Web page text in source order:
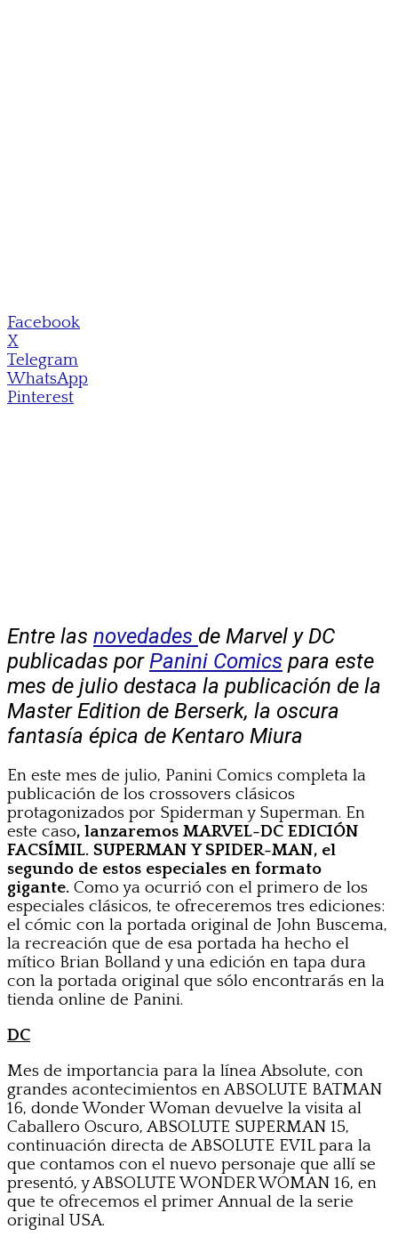
Facebook
X
Telegram
WhatsApp
Pinterest
Entre las novedades de Marvel y DC
publicadas porPanini Comics para este
mes de julio destaca la publicación de la
Master Edition de Berserk, la oscura
fantasía épica de Kentaro Miura
En este mes de julio, Panini Comics completa la
publicación de los crossovers clásicos
protagonizados por Spiderman y Superman. En
este caso, lanzaremos MARVEL-DC EDICIÓN
FACSÍMIL. SUPERMAN Y SPIDER-MAN, el
segundo de estos especiales en formato
gigante. Como ya ocurrió con el primero de los
especiales clásicos, te ofreceremos tres ediciones:
el cómic con la portada original de John Buscema,
la recreación que de esa portada ha hecho el
mítico Brian Bolland y una edición en tapa dura
con la portada original que sólo encontrarás en la
tienda online de Panini.
DC
Mes de importancia para la línea Absolute, con
grandes acontecimientos en ABSOLUTE BATMAN
16, donde Wonder Woman devuelve la visita al
Caballero Oscuro, ABSOLUTE SUPERMAN 15,
continuación directa de ABSOLUTE EVIL para la
que contamos con el nuevo personaje que allí se
presentó, y ABSOLUTE WONDER WOMAN 16, en
que te ofrecemos el primer Annual de la serie
original USA.